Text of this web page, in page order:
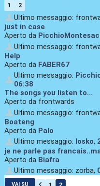
1 2
Ultimo messaggio:
just in case
Aperto da
Ultimo messaggio:
Help
Aperto da FABER67
Ultimo messaggio:
06:38
The songs you listen to...
Aperto da frontwards
Ultimo messaggio:
Boateng
Aperto da Palo
Ultimo messaggio: losko,
je ne parle pas
Aperto da Biafra
Ultimo messaggio: zorba,
VAI SU 1 2